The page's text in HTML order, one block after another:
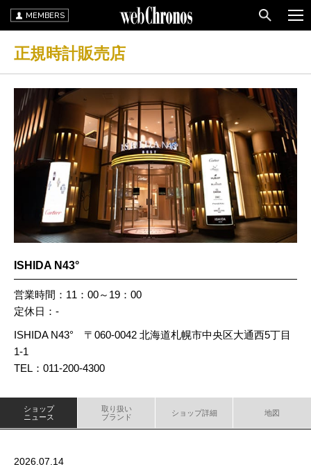
MEMBERS
正規時計販売店
ISHIDA N43°
営業時間：11：00～19：00
定休日：-
ISHIDA N43° 〒060-0042 北海道札幌市中央区大通西5丁目
1-1
TEL：011-200-4300
ショップ
ニュース
取り扱い
ブランド
ショップ詳細 地図
2026.07.14